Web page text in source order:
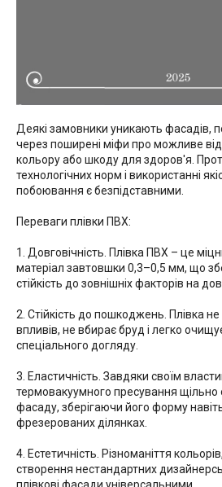
Деякі замовники уникають фасадів,
через поширені міфи про можливе
кольору або шкоду для здоров'я.
технологічних норм і використанні
побоювання є безпідставними.
Переваги плівки ПВХ:
1. Довговічність. Плівка ПВХ – це
матеріал завтовшки 0,3–0,5 мм, що
стійкість до зовнішніх факторів на
2. Стійкість до пошкоджень. Плівка
впливів, не вбирає бруд і легко
спеціального догляду.
3. Еластичність. Завдяки своїм
термовакуумного пресування
фасаду, зберігаючи його форму
фрезерованих ділянках.
4. Естетичність. Різноманіття
створення нестандартних